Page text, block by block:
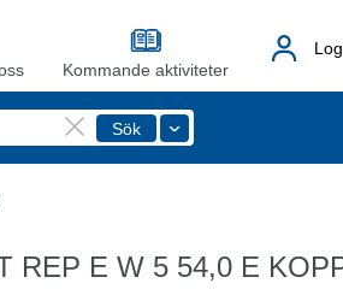
Kommande aktiviteter
REP E W 5 54,0 E